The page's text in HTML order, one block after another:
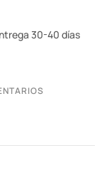
30-40 días